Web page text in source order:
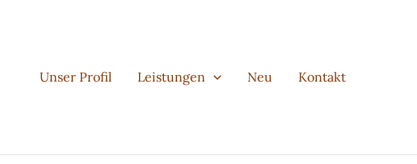
Unser Profil
Leistungen Neu Kontakt